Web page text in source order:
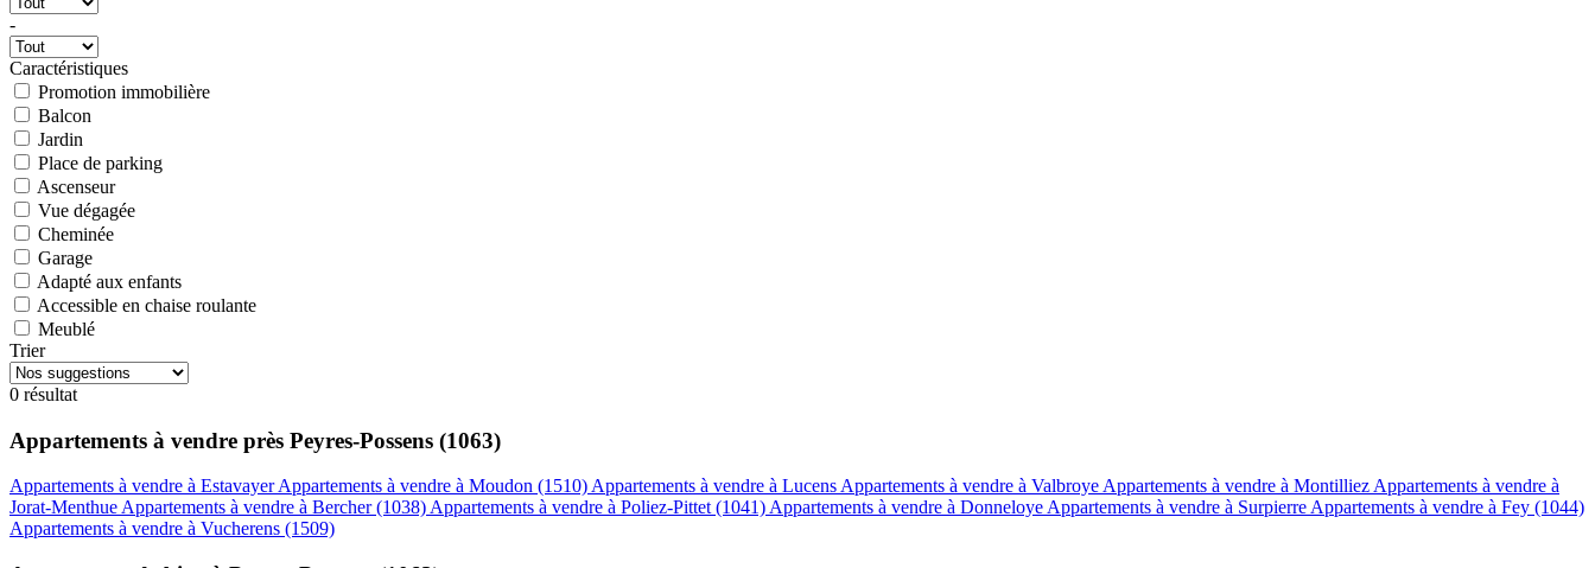
-
Caractéristiques
Promotion immobilière
Balcon
Jardin
Place de parking
Ascenseur
Vue dégagée
Cheminée
Garage
Adapté aux enfants
Accessible en chaise roulante
Meublé
Trier
0 résultat
Appartements à vendre près Peyres-Possens (1063)
Appartements à vendre à EstavayerAppartements à vendre à Moudon (1510) Appartements à vendre à Lucens Appartements à vendre à Valbroye Appartements à vendre à Montilliez Appartements à vendre à
Jorat-Menthue Appartements à vendre à Bercher (1038) Appartements à vendre à Poliez-Pittet (1041) Appartements à vendre à Donneloye Appartements à vendre à Surpierre Appartements à vendre à Fey (1044)
Appartements à vendre à Vucherens (1509)